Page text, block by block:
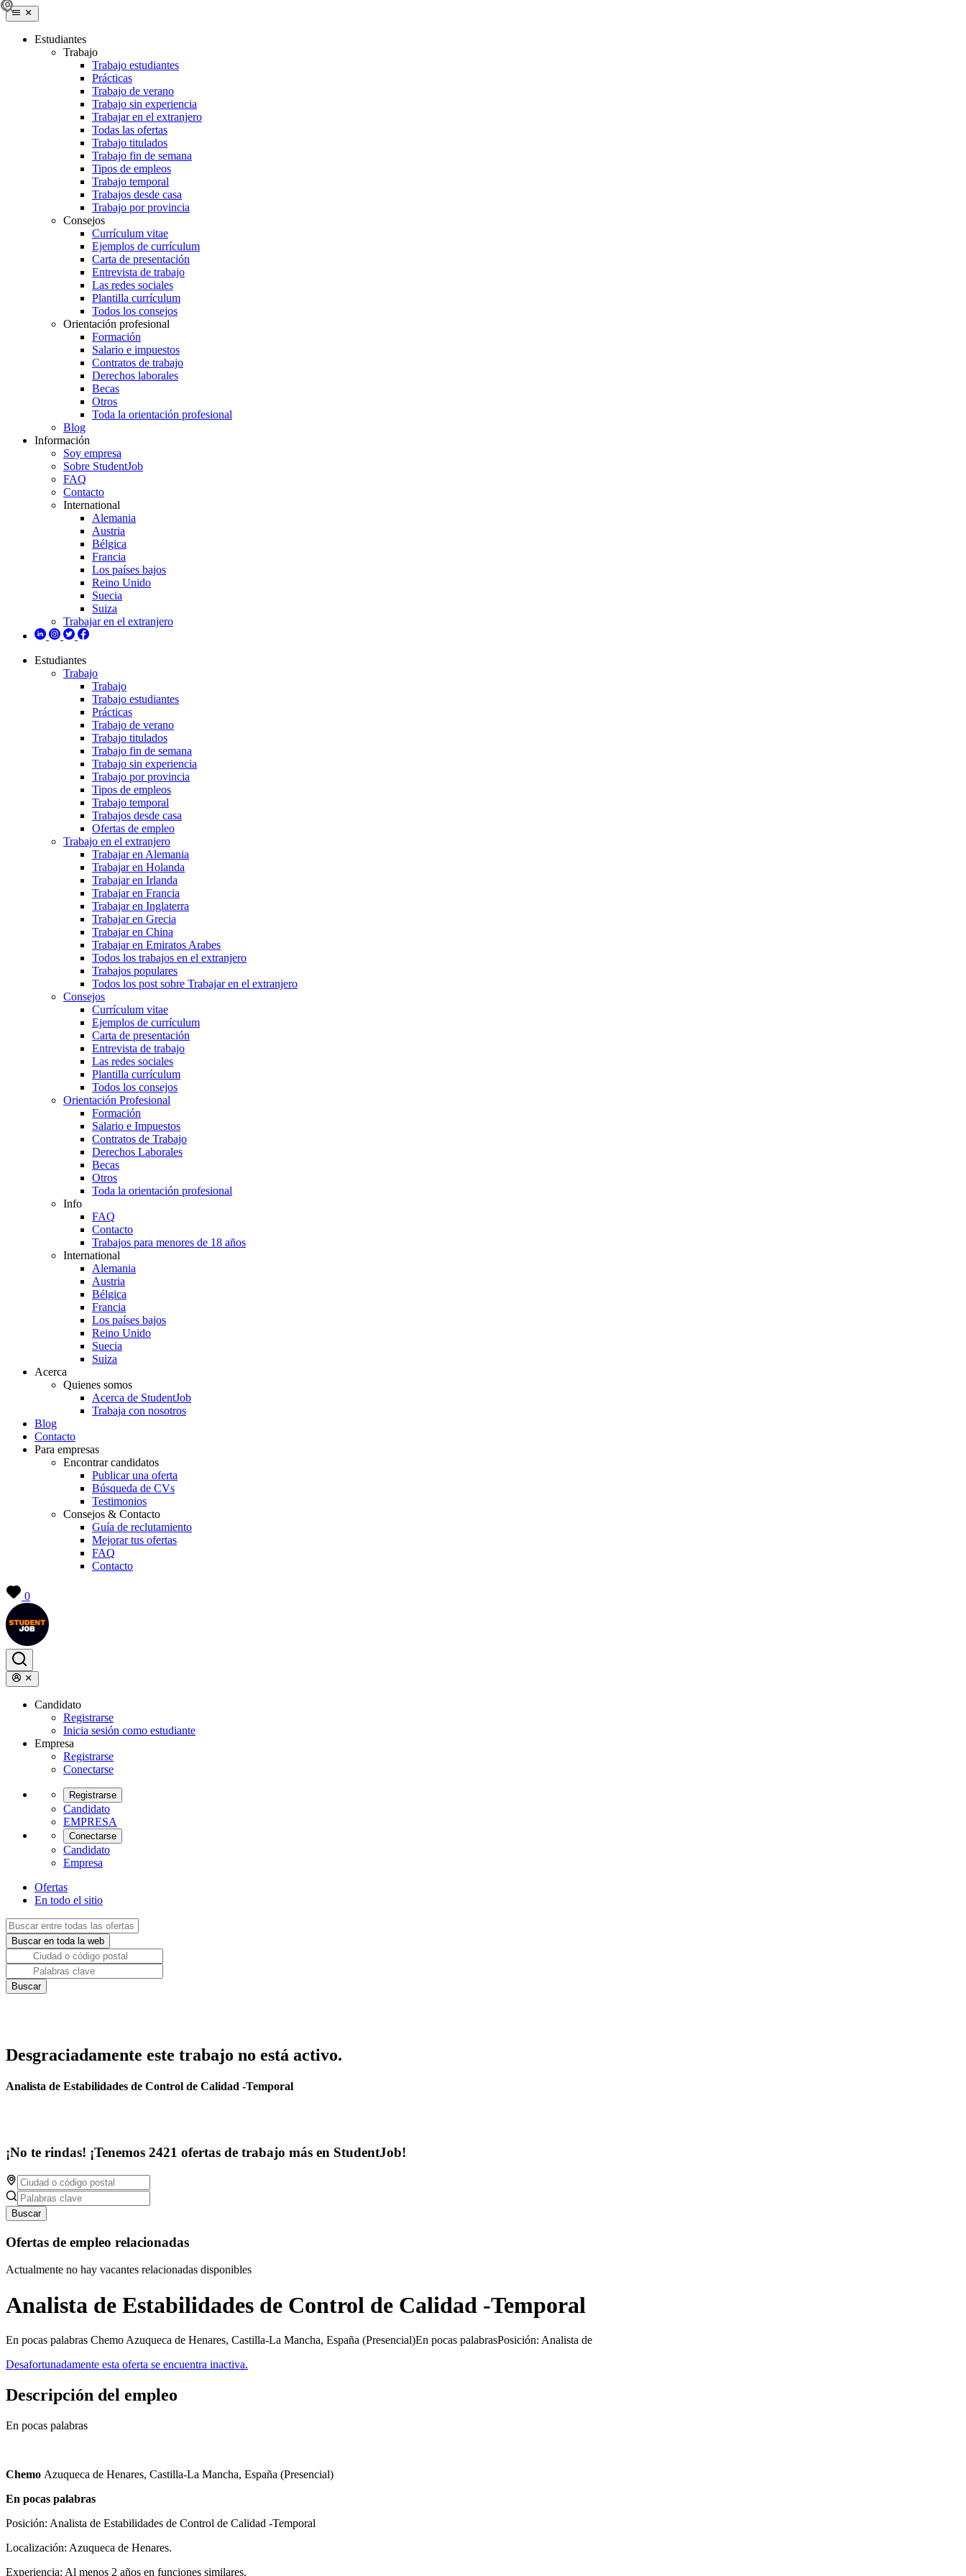
Estudiantes
Trabajo
Trabajo estudiantes
Prácticas
Trabajo de verano
Trabajo sin experiencia
Trabajar en el extranjero
Todas las ofertas
Trabajo titulados
Trabajo fin de semana
Tipos de empleos
Trabajo temporal
Trabajos desde casa
Trabajo por provincia
Consejos
Currículum vitae
Ejemplos de currículum
Carta de presentación
Entrevista de trabajo
Las redes sociales
Plantilla currículum
Todos los consejos
Orientación profesional
Formación
Salario e impuestos
Contratos de trabajo
Derechos laborales
Becas
Otros
Toda la orientación profesional
Blog
Información
Soy empresa
Sobre StudentJob
FAQ
Contacto
International
Alemania
Austria
Bélgica
Francia
Los países bajos
Reino Unido
Suecia
Suiza
Trabajar en el extranjero
Estudiantes
Trabajo
Trabajo
Trabajo estudiantes
Prácticas
Trabajo de verano
Trabajo titulados
Trabajo fin de semana
Trabajo sin experiencia
Trabajo por provincia
Tipos de empleos
Trabajo temporal
Trabajos desde casa
Ofertas de empleo
Trabajo en el extranjero
Trabajar en Alemania
Trabajar en Holanda
Trabajar en Irlanda
Trabajar en Francia
Trabajar en Inglaterra
Trabajar en Grecia
Trabajar en China
Trabajar en Emiratos Arabes
Todos los trabajos en el extranjero
Trabajos populares
Todos los post sobre Trabajar en el extranjero
Consejos
Currículum vitae
Ejemplos de currículum
Carta de presentación
Entrevista de trabajo
Las redes sociales
Plantilla currículum
Todos los consejos
Orientación Profesional
Formación
Salario e Impuestos
Contratos de Trabajo
Derechos Laborales
Becas
Otros
Toda la orientación profesional
Info
FAQ
Contacto
Trabajos para menores de 18 años
International
Alemania
Austria
Bélgica
Francia
Los países bajos
Reino Unido
Suecia
Suiza
Acerca
Quienes somos
Acerca de StudentJob
Trabaja con nosotros
Blog
Contacto
Para empresas
Encontrar candidatos
Publicar una oferta
Búsqueda de CVs
Testimonios
Consejos & Contacto
Guía de reclutamiento
Mejorar tus ofertas
FAQ
Contacto
0
Candidato
Registrarse
Inicia sesión como estudiante
Empresa
Registrarse
Conectarse
Registrarse
Candidato
EMPRESA
Conectarse
Candidato
Empresa
Ofertas
En todo el sitio
Desgraciadamente este trabajo no está activo.
Analista de Estabilidades de Control de Calidad -Temporal
¡No te rindas! ¡Tenemos 2421 ofertas de trabajo más en StudentJob!
Buscar
Ofertas de empleo relacionadas
Actualmente no hay vacantes relacionadas disponibles
Analista de Estabilidades de Control de Calidad -Temporal
En pocas palabras Chemo Azuqueca de Henares, Castilla-La Mancha, España (Presencial)En pocas palabrasPosición: Analista de
Desafortunadamente esta oferta se encuentra inactiva.
Descripción del empleo
En pocas palabras
Chemo Azuqueca de Henares, Castilla-La Mancha, España (Presencial)
En pocas palabras
Posición: Analista de Estabilidades de Control de Calidad -Temporal
Localización: Azuqueca de Henares.
Experiencia: Al menos 2 años en funciones similares.